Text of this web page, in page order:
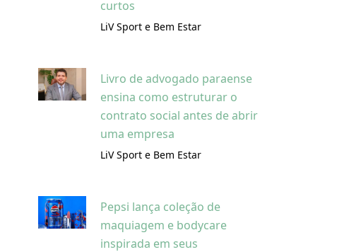
curtos
LiV Sport e Bem Estar
Livro de advogado paraense
ensina como estruturar o
contrato social antes de abrir
uma empresa
LiV Sport e Bem Estar
Pepsi lança coleção de
maquiagem e bodycare
inspirada em seus